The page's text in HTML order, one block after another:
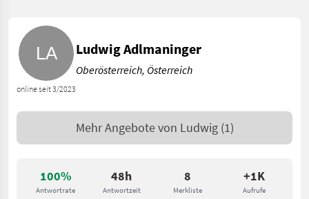
100%
Antwortrate
48h
Antwortzeit
8
Merkliste
+1K
Aufrufe
online seit 3/2023
Ludwig Adlmaninger
Oberösterreich, Österreich
Mehr Angebote von Ludwig (1)